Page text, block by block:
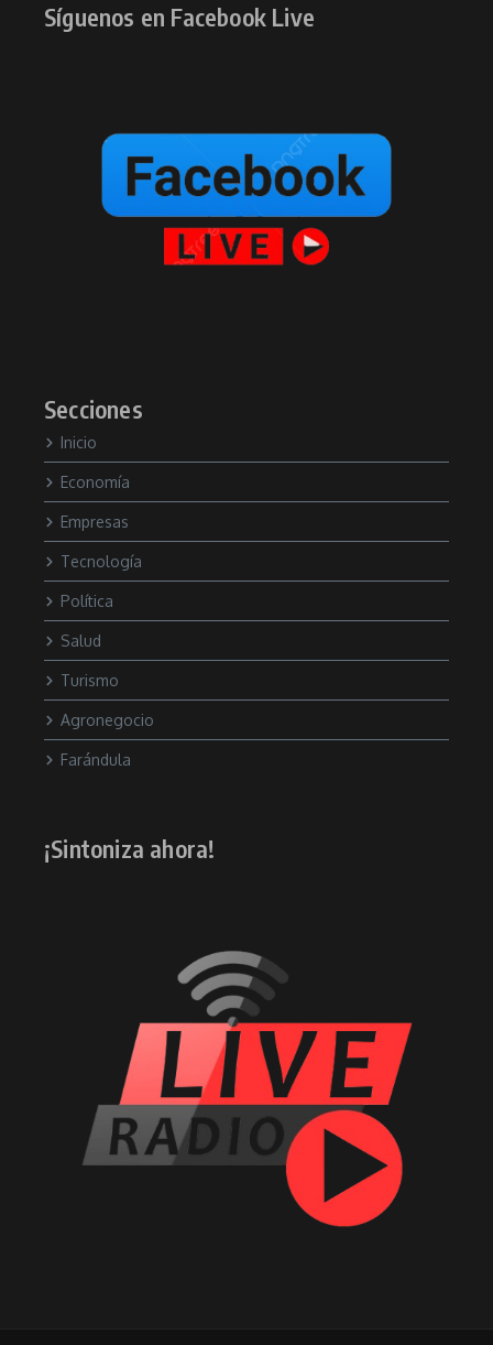
Síguenos en Facebook Live
Secciones
Inicio
Economía
Empresas
Tecnología
Política
Salud
Turismo
Agronegocio
Farándula
¡Sintoniza ahora!